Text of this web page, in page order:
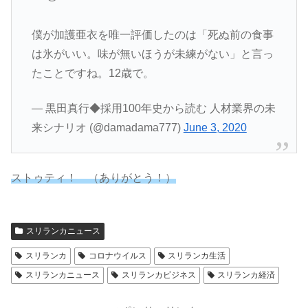
僕が加護亜衣を唯一評価したのは「死ぬ前の食事
は氷がいい。味が無いほうが未練がない」と言っ
たことですね。12歳で。
— 黒田真行◆採用100年史から読む 人材業界の未
来シナリオ (@damadama777) June 3, 2020
ストゥティ！ （ありがとう！）
スリランカニュース
スリランカ コロナウイルス
スリランカ生活
スリランカニュース
スリランカビジネス スリランカ経済